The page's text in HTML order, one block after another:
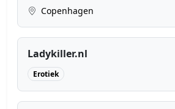
Copenhagen
Ladykiller.nl
Erotiek